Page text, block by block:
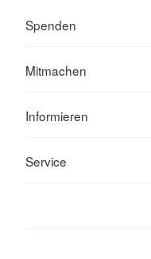
Spenden
Mitmachen
Informieren
Service